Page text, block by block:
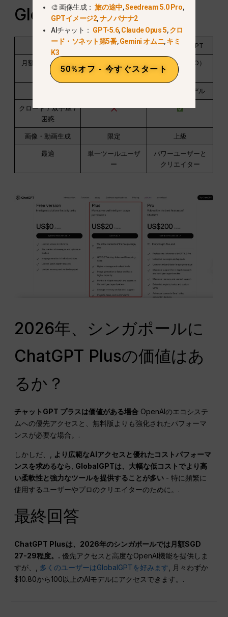
GlobalGPT（簡易比較）
ChatGPT Plus グローバルGPT
月額費用（シンガ
ポール）
~$21.8
~SGD 27-29
~$10.80（PRO）
100以上のモデル
クロード / 双子座 /
困惑
画像・動画生成 限定 上級
最適
単一ツールユーザ
ー
パワーユーザーと
クリエイター
2026年、シンガポールに
ChatGPT Plusの価値はあ
るか？
チャットGPT プラスは価値がある場合 OpenAIのエコシステ
ムへの優先アクセスと、無料版よりも強化されたパフォーマ
ンスが必要な場合。.
しかしだ、, より広範なAIアクセスと優れたコストパフォーマ
ンスを求めるなら
GlobalGPTは、大幅な低コストでより高
い柔軟性と強力なツールを提供することが多い - 特に頻繁に
使用するユーザーやプロのクリエイターのために。.
最終回答
ChatGPT Plusは、2026年のシンガポールでは月額SGD
27-29程度。. 優先アクセスと高度なOpenAI機能を提供しま
すが、, 多くのユーザーはGlobalGPTを好みます , 月々わずか
$10.80から100以上のAIモデルにアクセスできます。.
🎨 画像生成：旅の途中,Seedream 5.0 Pro,
GPTイメージ2,ナノバナナ2
AIチャット： GPT-5.6,Claude Opus 5,クロ
ード・ソネット第5番,Gemini オムニ,キミ
K3
50%オフ - 今すぐスタート